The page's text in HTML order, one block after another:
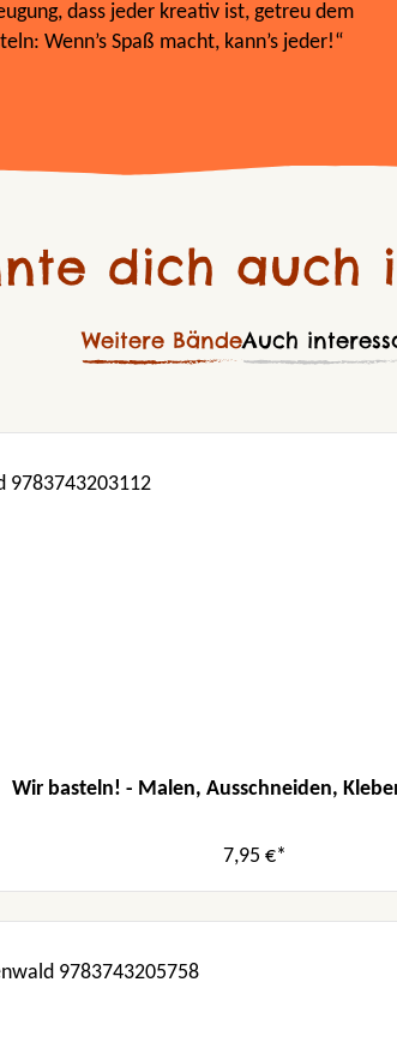
dass jeder kreativ ist, getreu dem
Wenn’s Spaß macht, kann’s jeder!“
dich auch
Weitere BändeAuch
Wir basteln! - Malen, Ausschneiden,
7,95 €*